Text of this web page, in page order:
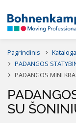
Pagrindinis
PADANGOS
PADANGOS MINI
SU